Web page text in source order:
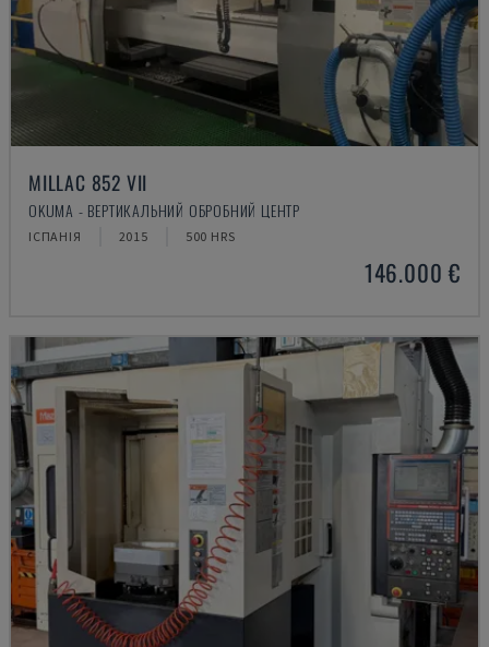
MILLAC 852 VII
OKUMA - ВЕРТИКАЛЬНИЙ ОБРОБНИЙ ЦЕНТР
ІСПАНІЯ 2015 500 HRS
146.000 €